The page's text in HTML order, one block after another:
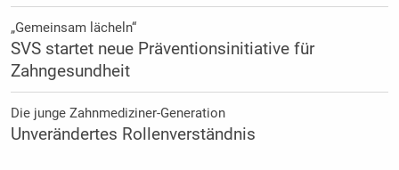
„Gemeinsam lächeln“
SVS startet neue Präventions­initiative für
Zahngesundheit
Die junge Zahnmediziner-Generation
Unverändertes Rollenverständnis